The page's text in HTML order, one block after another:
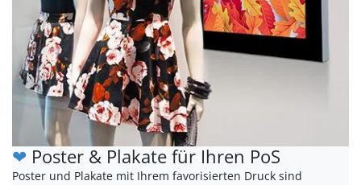
❤ Poster & Plakate für Ihren PoS
Poster und Plakate mit Ihrem favorisierten Druck sind